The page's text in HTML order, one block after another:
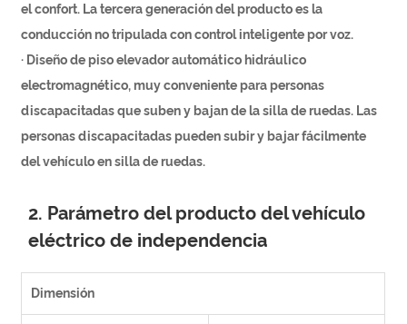
el confort. La tercera generación del producto es la
conducción no tripulada con control inteligente por voz.
· Diseño de piso elevador automático hidráulico
electromagnético, muy conveniente para personas
discapacitadas que suben y bajan de la silla de ruedas. Las
personas discapacitadas pueden subir y bajar fácilmente
del vehículo en silla de ruedas.
2. Parámetro del producto del vehículo
eléctrico de independencia
Dimensión